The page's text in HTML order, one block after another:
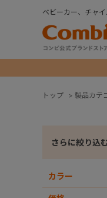
ベビーカー、チャ
トップ > 製品カテ
さらに絞り込
カラー